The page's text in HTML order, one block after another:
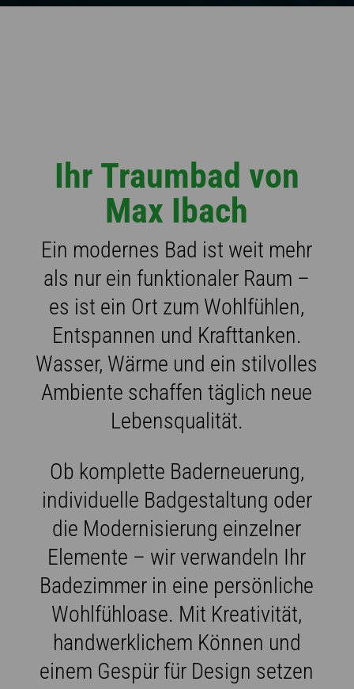
Ihr Traumbad von
Max Ibach
Ein modernes Bad ist weit mehr
als nur ein funktionaler Raum –
es ist ein Ort zum Wohlfühlen,
Entspannen und Krafttanken.
Wasser, Wärme und ein stilvolles
Ambiente schaffen täglich neue
Lebensqualität.
Ob komplette Baderneuerung,
individuelle Badgestaltung oder
die Modernisierung einzelner
Elemente – wir verwandeln Ihr
Badezimmer in eine persönliche
Wohlfühloase. Mit Kreativität,
handwerklichem Können und
einem Gespür für Design setzen